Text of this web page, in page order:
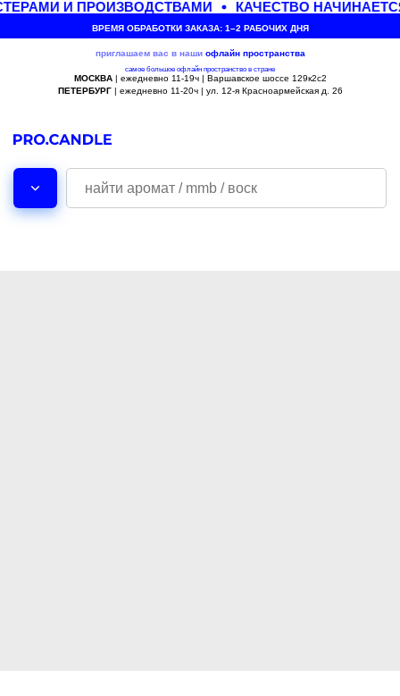
И ПРОИЗВОДСТВАМИ КАЧЕСТВО
ВРЕМЯ ОБРАБОТКИ ЗАКАЗА: 1–2 РАБОЧИХ ДНЯ
приглашаем вас в наши офлайн пространства
самое большое офлайн пространство в стране
МОСКВА| ежедневно 11-19ч | Варшавское шоссе 129к2с2
ПЕТЕРБУРГ| ежедневно 11-20ч | ул. 12-я Красноармейская д. 26